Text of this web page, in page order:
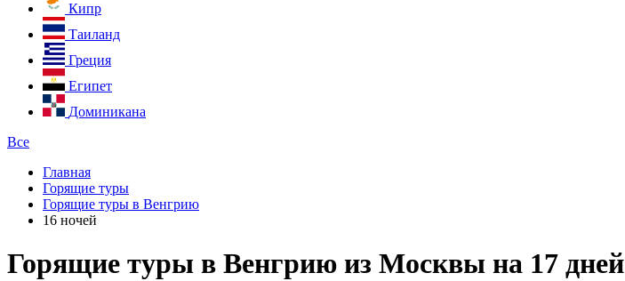
Кипр
Таиланд
Греция
Египет
Доминикана
Все
Главная
Горящие туры
Горящие туры в Венгрию
16 ночей
Горящие туры в Венгрию из Москвы на 17 дней